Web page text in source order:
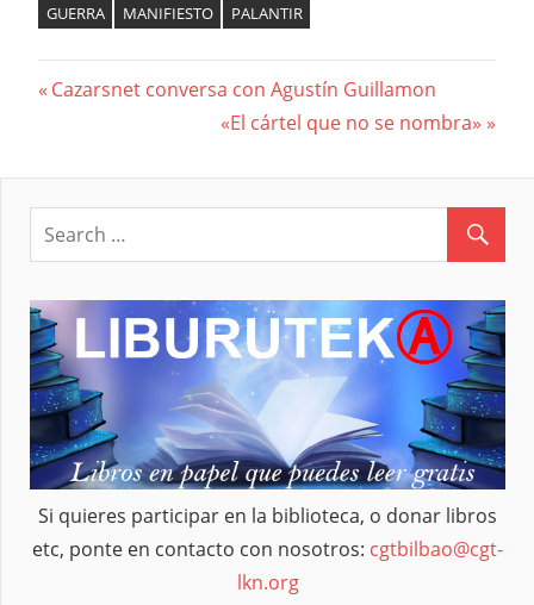
GUERRA MANIFIESTO PALANTIR
Navegación
de
entradas
Previous
Cazarsnet conversa con Agustín Guillamon
Next
«El cártel que no se nombra»
Si quieres participar en la biblioteca, o donar libros
etc, ponte en contacto con nosotros: cgtbilbao@cgt-
lkn.org